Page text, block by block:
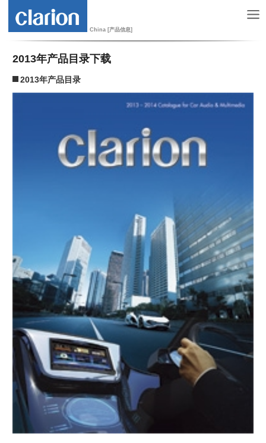
China [产品信息]
2013年产品目录下载
2013年产品目录